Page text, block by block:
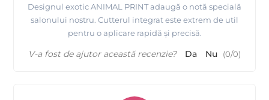
Designul exotic ANIMAL PRINT adaugă o notă specială
salonului nostru. Cutterul integrat este extrem de util
pentru o aplicare rapidă și precisă.
V-a fost de ajutor această recenzie? Da Nu (0/0)